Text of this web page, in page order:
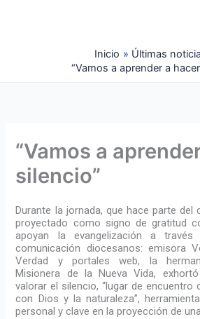
Inicio
Últimas
“Vamos a aprender a
“Vamos a
silencio”
Durante la jornada, que hace parte
proyectado como signo de gratitud
apoyan la evangelización a
comunicación diocesanos: emisora
Verdad y portales web, la
Misionera de la Nueva Vida,
valorar el silencio, “lugar de
con Dios y la naturaleza”,
personal y clave en la proyección de